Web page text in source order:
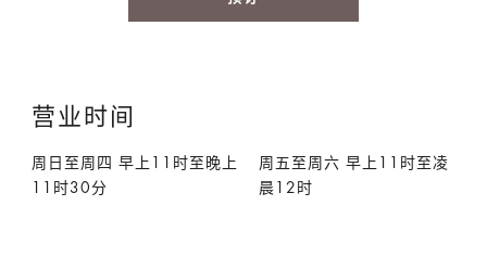
营业时间
周日至周四 早上11时至晚上
11时30分
周五至周六 早上11时至凌
晨12时